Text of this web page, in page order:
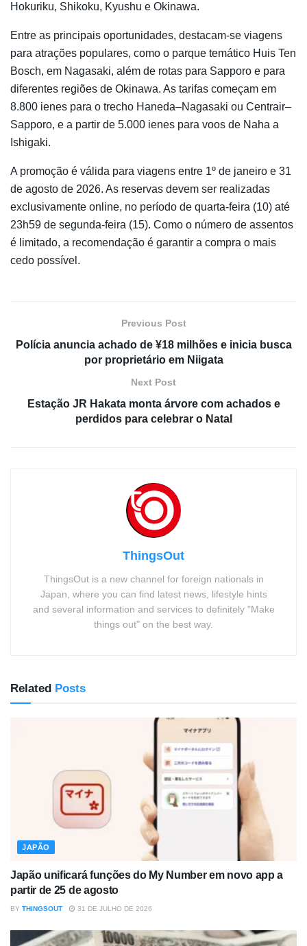
Hokuriku, Shikoku, Kyushu e Okinawa.
Entre as principais oportunidades, destacam-se viagens
para atrações populares, como o parque temático Huis Ten
Bosch, em Nagasaki, além de rotas para Sapporo e para
diferentes regiões de Okinawa. As tarifas começam em
8.800 ienes para o trecho Haneda–Nagasaki ou Centrair–
Sapporo, e a partir de 5.000 ienes para voos de Naha a
Ishigaki.
A promoção é válida para viagens entre 1º de janeiro e 31
de agosto de 2026. As reservas devem ser realizadas
exclusivamente online, no período de quarta-feira (10) até
23h59 de segunda-feira (15). Como o número de assentos
é limitado, a recomendação é garantir a compra o mais
cedo possível.
Previous Post
Polícia anuncia achado de ¥18 milhões e inicia busca
por proprietário em Niigata
Next Post
Estação JR Hakata monta árvore com achados e
perdidos para celebrar o Natal
ThingsOut
ThingsOut is a new channel for foreign nationals in
Japan, where you can find latest news, lifestyle hints
and several information and services to definitely "Make
things out" on the best way.
Related Posts
JAPÃO
Japão unificará funções do My Number em novo app a
partir de 25 de agosto
BY THINGSOUT 31 DE JULHO DE 2026